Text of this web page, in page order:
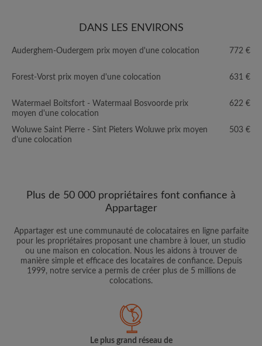
DANS LES ENVIRONS
Auderghem-Oudergem prix moyen d'une colocation 772 €
Forest-Vorst prix moyen d'une colocation 631 €
Watermael Boitsfort - Watermaal Bosvoorde prix
moyen d'une colocation
622 €
Woluwe Saint Pierre - Sint Pieters Woluwe prix moyen
d'une colocation
503 €
Plus de 50 000 propriétaires font confiance à
Appartager
Appartager est une communauté de colocataires en ligne parfaite
pour les propriétaires proposant une chambre à louer, un studio
ou une maison en colocation. Nous les aidons à trouver de
manière simple et efficace des locataires de confiance. Depuis
1999, notre service a permis de créer plus de 5 millions de
colocations.
Le plus grand réseau de